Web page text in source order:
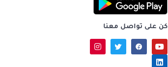
كن على تواصل معنا